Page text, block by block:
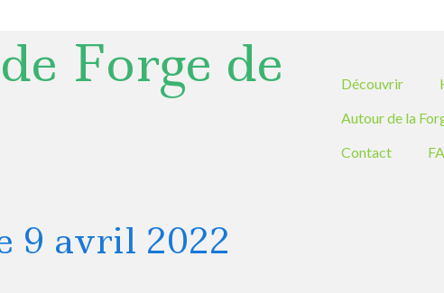
Forge de Découvrir
Autour de la
Contact
9 avril 2022